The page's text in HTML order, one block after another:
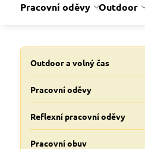
Pracovní oděvy Outdoor
Outdoor a volný čas
Pracovní oděvy
Reflexní pracovní oděvy
Pracovní obuv